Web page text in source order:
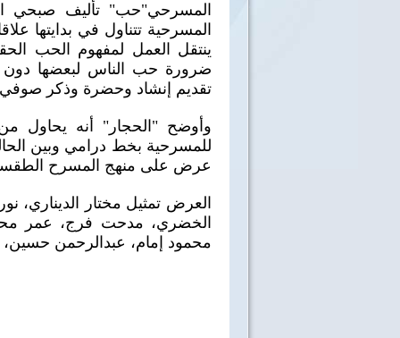
المسرحي"حب" تأليف صبحي
المسرحية تتناول في بدايتها
ينتقل العمل لمفهوم الحب
ضرورة حب الناس لبعضها
تقديم إنشاد وحضرة وذكر
وأوضح "الحجار" أنه يحاول
للمسرحية بخط درامي وبين
عرض على منهج المسرح
العرض تمثيل مختار الديناري،
الخضري، مدحت فرج، عمر
محمود إمام، عبدالرحمن حسين،